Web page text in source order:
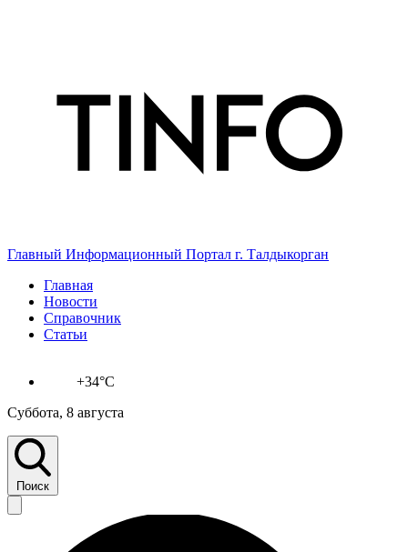
Главный Информационный Портал г. Талдыкорган
Главная
Новости
Справочник
Статьи
+34°C
Суббота, 8 августа
Поиск